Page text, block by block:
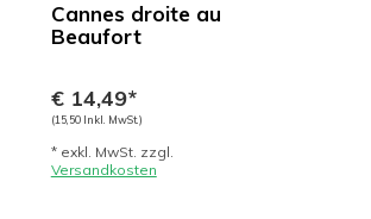
Cannes droite au
Beaufort
€ 14,49*
(15,50 Inkl. MwSt.)
* exkl. MwSt. zzgl.
Versandkosten